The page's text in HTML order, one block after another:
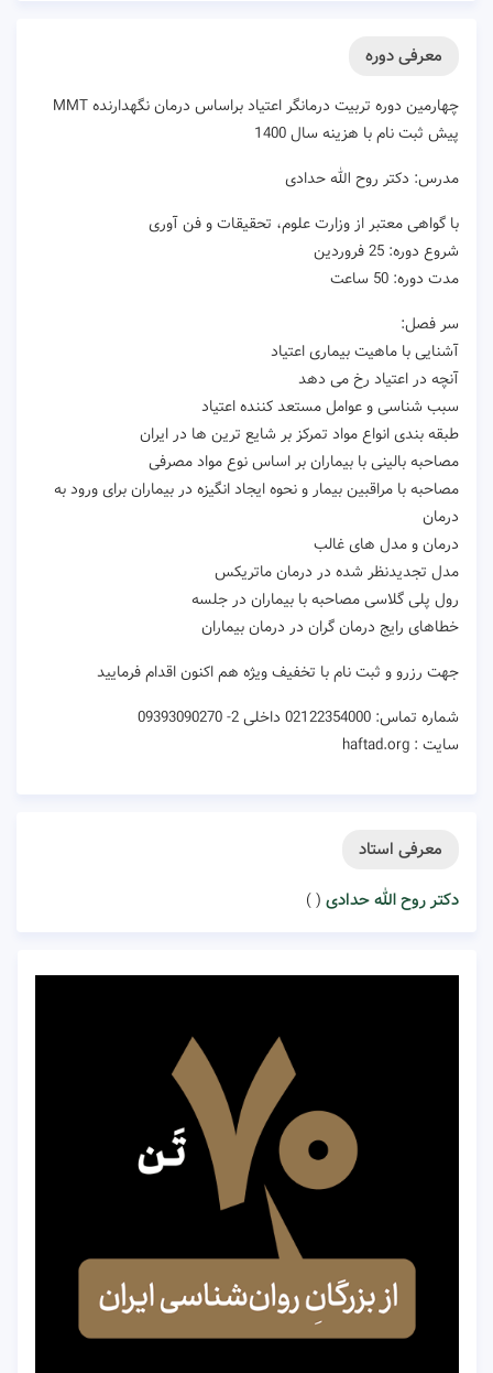
معرفی دوره
چهارمین دوره تربیت درمانگر اعتیاد براساس درمان نگهدارنده MMT
پیش ثبت نام با هزینه سال 1400
مدرس: دکتر روح الله حدادی
با گواهی معتبر از وزارت علوم، تحقیقات و فن آوری
شروع دوره: 25 فروردین
مدت دوره: 50 ساعت
سر فصل:
آشنایی با ماهیت بیماری اعتیاد
آنچه در اعتیاد رخ می دهد
سبب شناسی و عوامل مستعد کننده اعتیاد
طبقه بندی انواع مواد تمرکز بر شایع ترین ها در ایران
مصاحبه بالینی با بیماران بر اساس نوع مواد مصرفی
مصاحبه با مراقبین بیمار و نحوه ایجاد انگیزه در بیماران برای ورود به
درمان
درمان و مدل های غالب
مدل تجدیدنظر شده در درمان ماتریکس
رول پلی گلاسی مصاحبه با بیماران در جلسه
خطاهای رایج درمان گران در درمان بیماران
جهت رزرو و ثبت نام با تخفیف ویژه هم اکنون اقدام فرمایید
شماره تماس: 02122354000 داخلی 2- 09393090270
سایت : haftad.org
معرفی استاد
دکتر روح الله حدادی ( )